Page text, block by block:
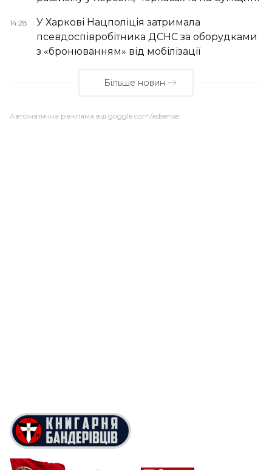
14:28
У Харкові Нацполіція затримала
псевдоспівробітника ДСНС за оборудками
з «бронюванням» від мобілізації
Більше новин
Автоматична реклама від goggle.com/adsense: